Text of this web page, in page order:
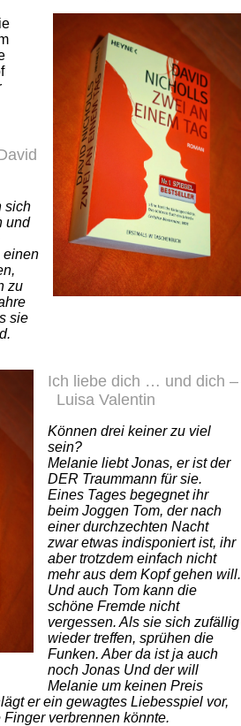
sich
und
einen
zu
sie
Ich liebe dich … und dich –
Luisa Valentin
Können drei keiner zu viel
sein?
Melanie liebt Jonas, er ist der
DER Traummann für sie.
Eines Tages begegnet ihr
beim Joggen Tom, der nach
einer durchzechten Nacht
zwar etwas indisponiert ist, ihr
aber trotzdem einfach nicht
mehr aus dem Kopf gehen will.
Und auch Tom kann die
schöne Fremde nicht
vergessen. Als sie sich zufällig
wieder treffen, sprühen die
Funken. Aber da ist ja auch
noch Jonas Und der will
Melanie um keinen Preis
er ein gewagtes Liebesspiel vor,
verbrennen könnte.